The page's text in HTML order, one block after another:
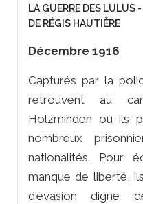
LA GUERRE DES LULUS
DE RÉGIS HAUTIÈRE
Décembre 1916
Capturés par la
retrouvent au
Holzminden où ils
nombreux
nationalités. Pour
manque de liberté,
d'évasion digne